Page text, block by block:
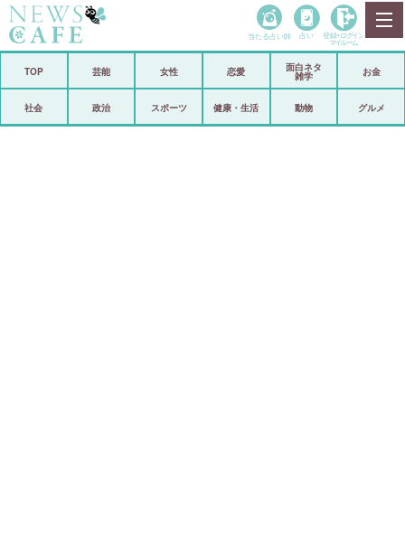
政治
当たる占い師 占い 登録• ログイン
マイルーム
TOP 芸能 女性 恋愛
面白ネタ
雑学
お金
社会 政治 スポーツ 健康・生活 動物 グルメ